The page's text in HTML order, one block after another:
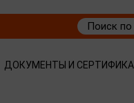
ДОКУМЕНТЫ И